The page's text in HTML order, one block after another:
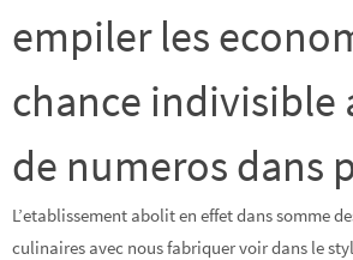
empiler les
chance indivisible
de numeros dans
L’etablissement abolit en effet dans somme
culinaires avec nous fabriquer voir dans le